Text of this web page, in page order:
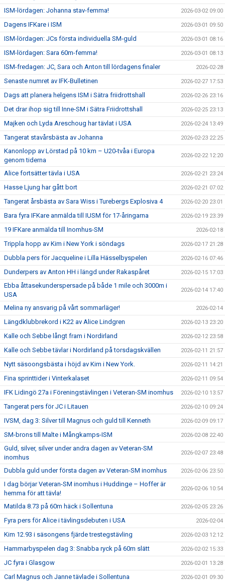
ISM-lördagen: Johanna stav-femma! 2026-03-02 09:00
Dagens IFKare i ISM 2026-03-01 09:50
ISM-lördagen: JCs första individuella SM-guld 2026-03-01 08:16
ISM-lördagen: Sara 60m-femma! 2026-03-01 08:13
ISM-fredagen: JC, Sara och Anton till lördagens finaler 2026-02-28
Senaste numret av IFK-Bulletinen 2026-02-27 17:53
Dags att planera helgens ISM i Sätra friidrottshall 2026-02-26 23:16
Det drar ihop sig till Inne-SM i Sätra Friidrottshall 2026-02-25 23:13
Majken och Lyda Areschoug har tävlat i USA 2026-02-24 13:49
Tangerat stavårsbästa av Johanna 2026-02-23 22:25
Kanonlopp av Lörstad på 10 km – U20-tvåa i Europa
genom tiderna
2026-02-22 12:20
Alice fortsätter tävla i USA 2026-02-21 23:24
Hasse Ljung har gått bort 2026-02-21 07:02
Tangerat årsbästa av Sara Wiss i Turebergs Explosiva 4 2026-02-20 23:01
Bara fyra IFKare anmälda till IUSM för 17-åringarna 2026-02-19 23:39
19 IFKare anmälda till Inomhus-SM 2026-02-18
Trippla hopp av Kim i New York i söndags 2026-02-17 21:28
Dubbla pers för Jacqueline i Lilla Hässelbyspelen 2026-02-16 07:46
Dunderpers av Anton HH i längd under Rakaspåret 2026-02-15 17:03
Ebba åttasekunderspersade på både 1 mile och 3000m i
USA
2026-02-14 17:40
Melina ny ansvarig på vårt sommarläger! 2026-02-14
Längdklubbrekord i K22 av Alice Lindgren 2026-02-13 23:20
Kalle och Sebbe långt fram i Nordirland 2026-02-12 23:58
Kalle och Sebbe tävlar i Nordirland på torsdagskvällen 2026-02-11 21:57
Nytt säsoongsbästa i höjd av Kim i New York. 2026-02-11 14:21
Fina sprinttider i Vinterkalaset 2026-02-11 09:54
IFK Lidingö 27a i Föreningstävlingen i Veteran-SM inomhus 2026-02-10 13:57
Tangerat pers för JC i Litauen 2026-02-10 09:24
IVSM, dag 3: Silver till Magnus och guld till Kenneth 2026-02-09 09:17
SM-brons till Malte i Mångkamps-ISM 2026-02-08 22:40
Guld, silver, silver under andra dagen av Veteran-SM
inomhus
2026-02-07 23:48
Dubbla guld under första dagen av Veteran-SM inomhus 2026-02-06 23:50
I dag börjar Veteran-SM inomhus i Huddinge – Hoffer är
hemma för att tävla!
2026-02-06 10:54
Matilda 8.73 på 60m häck i Sollentuna 2026-02-05 23:26
Fyra pers för Alice i tävlingsdebuten i USA 2026-02-04
Kim 12.93 i säsongens fjärde trestegstävling 2026-02-03 12:12
Hammarbyspelen dag 3: Snabba ryck på 60m slätt 2026-02-02 15:33
JC fyra i Glasgow 2026-02-01 13:28
Carl Magnus och Janne tävlade i Sollentuna 2026-02-01 09:30